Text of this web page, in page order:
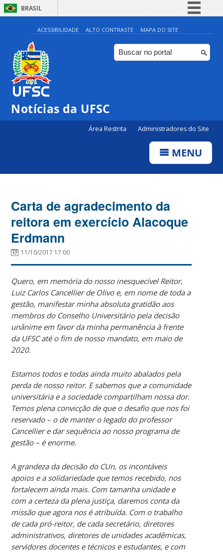
BRASIL
Simplifique!
Comunica BR
Participe
ACESSIBILIDADE ALTO CONTRASTE MAPA DO SITE
Notícias da UFSC
Área Restrita Administradores do Site
MENU
Carta de agradecimento da
reitora em exercício Alacoque
Erdmann
11/10/2017 17:00
Quero, em memória do nosso inesquecível Reitor,
Luiz Carlos Cancellier de Olivo e, em nome de toda a
gestão, manifestar minha absoluta gratidão aos
membros do Conselho Universitário pela decisão
unânime em favor da minha permanência à frente
da UFSC até o fim de nosso mandato, em maio de
2020.
Estamos todos e todas ainda muito abalados pela
perda de nosso reitor. E sabemos que a comunidade
universitária e a sociedade compartilham nossa dor.
Temos plena convicção de que o desafio que nos foi
reservado – o de manter o legado do professor
Cancellier e dar sequência ao nosso programa de
gestão – é enorme.
A grandeza da decisão do CUn, os incontáveis
apoios e a solidariedade que temos recebido, nos
fortalecem ainda mais. Com tamanha unidade e
com a certeza da plena justiça, daremos conta da
missão que agora nos é atribuída. Com o trabalho
de cada pró-reitor, de cada secretário, diretores
administrativos, diretores de unidades acadêmicas,
servidores docentes e técnicos e estudantes, e com